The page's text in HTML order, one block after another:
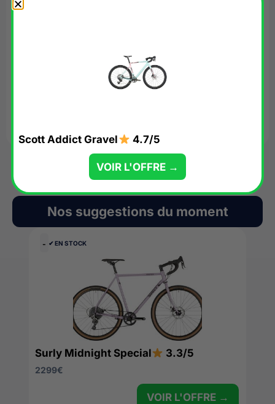
Nos suggestions du moment
- ✔︎ EN STOCK
Surly Midnight Special 3.3/5
2299€
VOIR L'OFFRE →
Scott Addict Gravel 4.7/5
VOIR L'OFFRE →